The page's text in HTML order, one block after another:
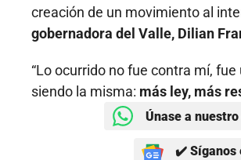
creación de un movimiento al
gobernadora del Valle, Dilian
“Lo ocurrido no fue contra mí,
siendo la misma: más ley, más
Únase a
✔️ Síganos